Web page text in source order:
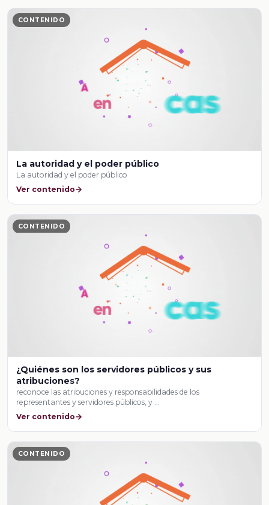
CONTENIDO
La autoridad y el poder público
La autoridad y el poder público
Ver contenido
CONTENIDO
¿Quiénes son los servidores públicos y sus
atribuciones?
reconoce las atribuciones y responsabilidades de los
representantes y servidores públicos, y …
Ver contenido
CONTENIDO